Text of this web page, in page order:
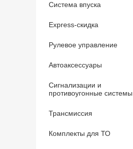
Система впуска
Express-скидка
Рулевое управление
Автоаксессуары
Сигнализации и
противоугонные системы
Трансмиссия
Комплекты для ТО